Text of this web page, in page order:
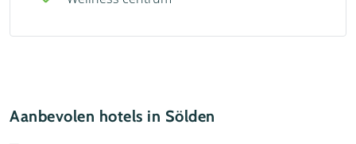
Aanbevolen hotels in Sölden